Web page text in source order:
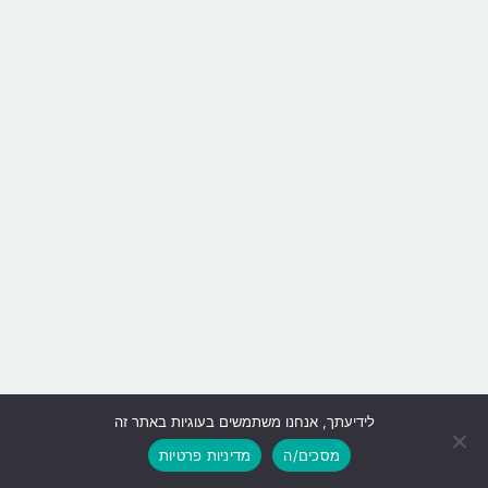
גלילה
לראש
לידיעתך, אנחנו משתמשים בעוגיות באתר זה
מסכים/ה
מדיניות פרטיות